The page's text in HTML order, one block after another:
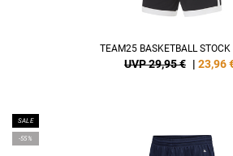
TEAM25 BASKETBALL STOCK
UVP 29,95 € | 23,96
SALE
-55%